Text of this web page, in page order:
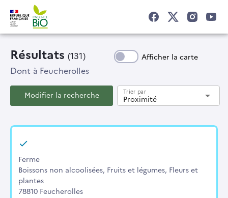
Résultats (131) Afficher la carte
Dont à Feucherolles
Modifier la recherche Proximité
Trier par arrow_drop_down
Ferme
Boissons non alcoolisées, Fruits et légumes, Fleurs et
plantes
78810 Feucherolles